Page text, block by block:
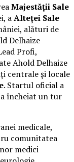
Majestății Sale
aAlteței Sale
alături de
Delhaize
Profi,
Ahold Delhaize
centrale și locale
. Startul oficial a
încheiat un tur
medicale,
comunitatea
medici